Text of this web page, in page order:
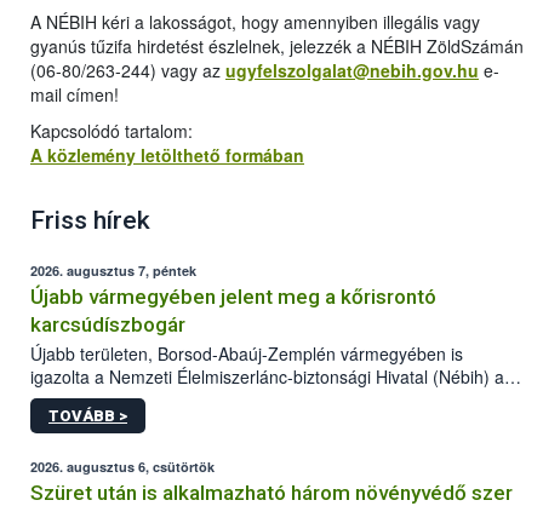
A NÉBIH kéri a lakosságot, hogy amennyiben illegális vagy
gyanús tűzifa hirdetést észlelnek, jelezzék a NÉBIH ZöldSzámán
(06-80/263-244) vagy az ugyfelszolgalat@nebih.gov.hu e-
mail címen!
Kapcsolódó tartalom:
A közlemény letölthető formában
Friss hírek
2026. augusztus 7, péntek
Újabb vármegyében jelent meg a kőrisrontó
karcsúdíszbogár
Újabb területen, Borsod-Abaúj-Zemplén vármegyében is
igazolta a Nemzeti Élelmiszerlánc-biztonsági Hivatal (Nébih) a
kőrisrontó karcsúdíszbogár (Agrilus planipennis) jelenlétét. A
kártevőt nem csak színcsapdában találták meg, de már fertőzött
az intenzív felderítést, emellett az intézkedéseket a szlovák
hatósággal is összehangolják a terjedés megállítása érdekében.
TOVÁBB >
2026. augusztus 6, csütörtök
Szüret után is alkalmazható három növényvédő szer